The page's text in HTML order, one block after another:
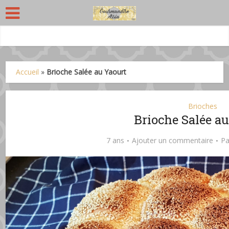
Accueil » Brioche Salée au Yaourt
Brioches
Brioche Salée
7 ans Ajouter un commentaire